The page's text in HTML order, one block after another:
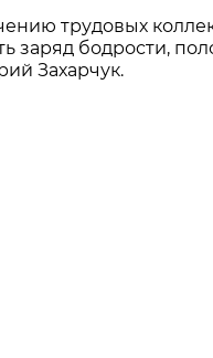
трудовых
заряд бодрости,
Захарчук.